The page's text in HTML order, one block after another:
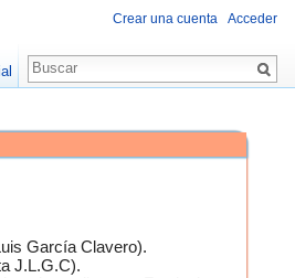
García Clavero).
J.L.G.C).
Crear una cuenta Acceder